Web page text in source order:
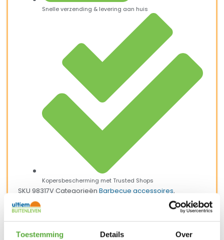
Toestemming Details Over
Snelle verzending & levering aan huis
Kopersbescherming met Trusted Shops
SKU98317VCategorieën Barbecue accessoires,
Keukenaccessoires
Merk